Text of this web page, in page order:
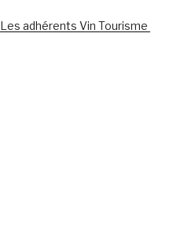
Les adhérents Vin Tourisme